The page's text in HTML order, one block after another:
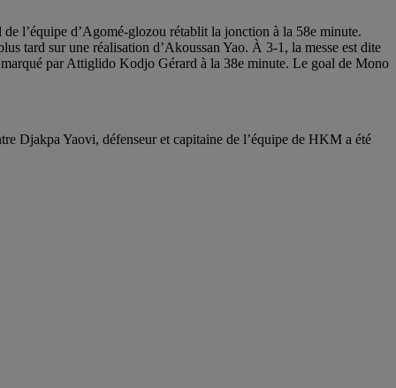
l’équipe d’Agomé-glozou rétablit la jonction à la 58e minute.
tard sur une réalisation d’Akoussan Yao. À 3-1, la messe est dite
par Attiglido Kodjo Gérard à la 38e minute. Le goal de Mono
Djakpa Yaovi, défenseur et capitaine de l’équipe de HKM a été